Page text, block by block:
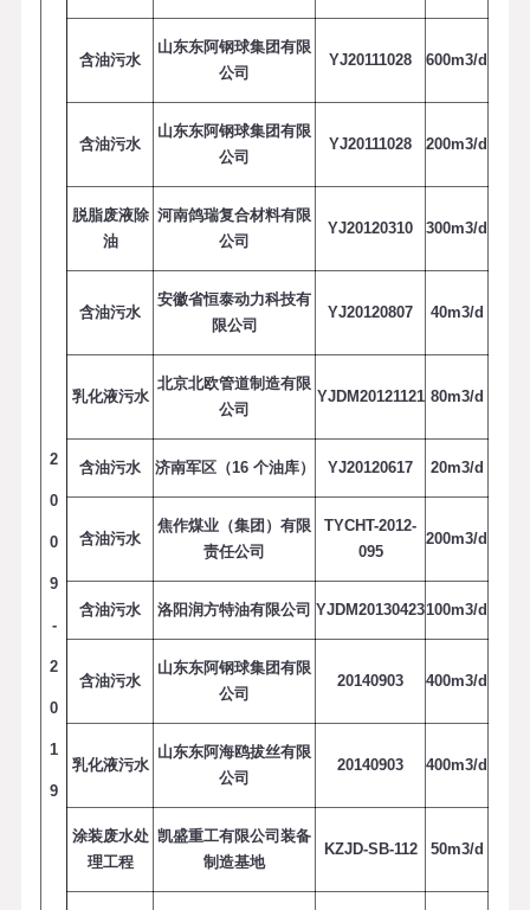
2
0
0
9
-
2
0
1
9
含油污水
山东东阿钢球集团有限
公司
YJ20111028 600m3/d
含油污水
山东东阿钢球集团有限
公司
YJ20111028 200m3/d
脱脂废液除
油
河南鸽瑞复合材料有限
公司
YJ20120310 300m3/d
含油污水
安徽省恒泰动力科技有
限公司
YJ20120807 40m3/d
乳化液污水
北京北欧管道制造有限
公司
YJDM20121121 80m3/d
含油污水 济南军区（16 个油库） YJ20120617 20m3/d
含油污水
焦作煤业（集团）有限
责任公司
TYCHT-2012-
095
200m3/d
含油污水 洛阳润方特油有限公司 YJDM20130423100m3/d
含油污水
山东东阿钢球集团有限
公司
20140903 400m3/d
乳化液污水
山东东阿海鸥拔丝有限
公司
20140903 400m3/d
涂装废水处
理工程
凯盛重工有限公司装备
制造基地
KZJD-SB-112 50m3/d